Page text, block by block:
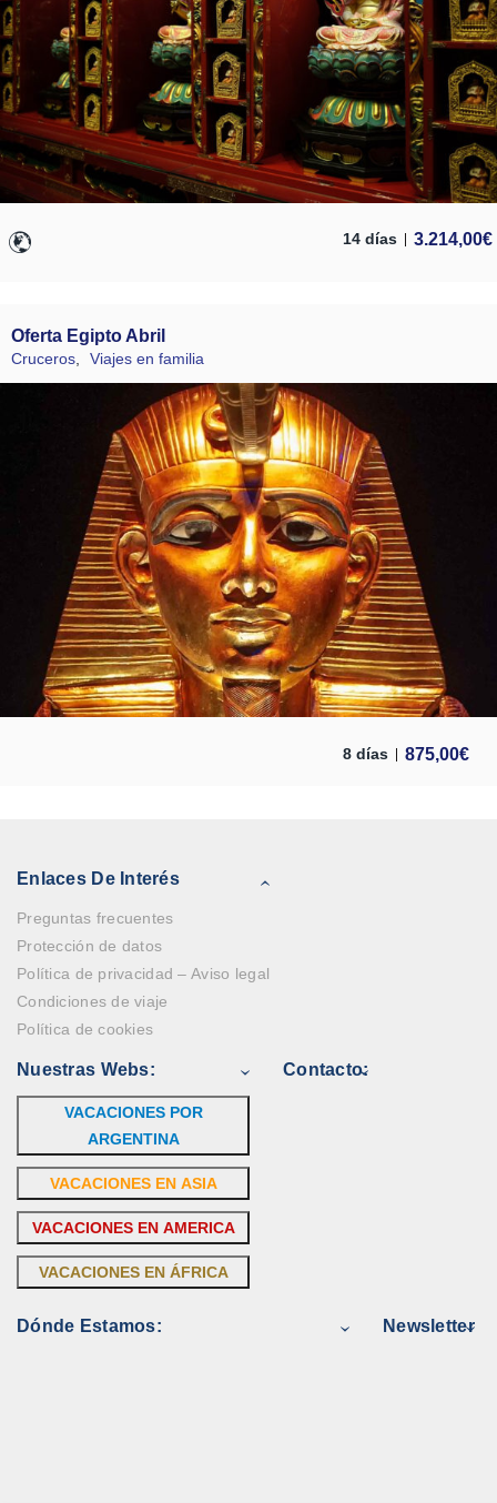
14 días 3.214,00€
Oferta Egipto Abril
Cruceros Viajes en familia
8 días 875,00€
Enlaces De Interés
Preguntas frecuentes
Protección de datos
Política de privacidad – Aviso legal
Condiciones de viaje
Política de cookies
Nuestras Webs:
VACACIONES POR
ARGENTINA
VACACIONES EN ASIA
VACACIONES EN AMERICA
VACACIONES EN ÁFRICA
Contacto:
Dónde Estamos: Newsletter